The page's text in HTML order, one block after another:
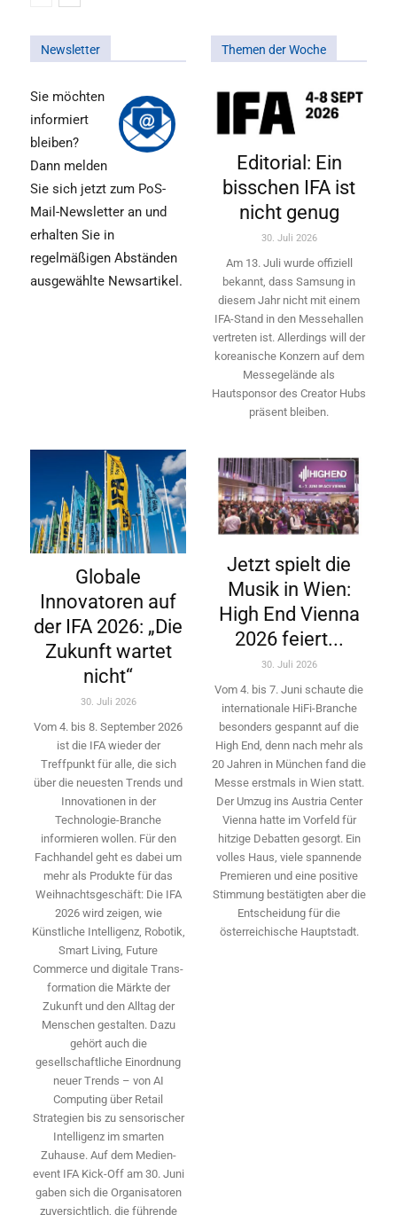
Newsletter
Sie möchten
informiert
bleiben?
Dann melden
Sie sich jetzt zum PoS-
Mail-Newsletter an und
erhalten Sie in
regelmäßigen Abständen
ausgewählte Newsartikel.
Themen der Woche
Editorial: Ein
bisschen IFA ist
nicht genug
30. Juli 2026
Am 13. Juli wurde offiziell
bekannt, dass Samsung in
diesem Jahr nicht mit einem
IFA-Stand in den Messehallen
vertreten ist. Allerdings will ­der
koreanische Konzern auf dem
Messegelände als
Hautsponsor des Creator Hubs
präsent bleiben.
Globale
Innovatoren auf
der IFA 2026: „Die
Zukunft wartet
nicht“
30. Juli 2026
Vom 4. bis 8. September 2026
ist die IFA wieder der
Treffpunkt für alle, die sich
über die neuesten Trends und
Innovationen in der
Technologie-­Branche
informieren wollen. Für den
Fachhandel geht es dabei um
mehr als Produkte für das
Weihnachtsgeschäft: Die IFA
2026 wird ­zeigen, wie
Künstliche Intelligenz, Robotik,
Smart Living, Future
Commerce und digitale Trans­
formation die Märkte der
Zukunft und den Alltag der
Menschen gestalten. Dazu
gehört auch die
gesellschaftliche Einordnung
neuer Trends – von AI
Computing über Retail
Strategien bis zu sensorischer
Intelligenz im smarten
Zuhause. Auf dem Medien­
event IFA Kick-Off am 30. Juni
gaben sich die Organisatoren
zuversichtlich, die führende
Jetzt spielt die
Musik in Wien:
High End Vienna
2026 feiert...
30. Juli 2026
Vom 4. bis 7. Juni schaute die
internationale HiFi-Branche
besonders gespannt auf die
High End, denn nach mehr als
20 Jahren in München fand die
Messe erstmals in Wien statt.
Der Umzug ins Austria Center
Vienna hatte im Vorfeld für
hitzige Debatten gesorgt. Ein
volles Haus, viele spannende
Premieren und eine positive
Stimmung bestätigten aber die
Entscheidung für die
österreichische Hauptstadt.